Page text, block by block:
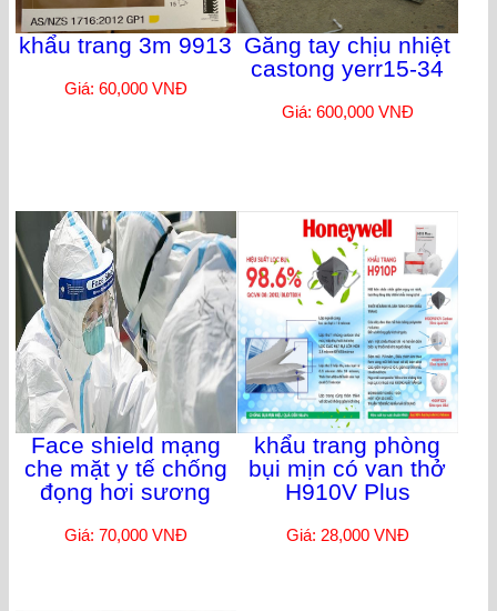
khẩu trang 3m 9913
Giá: 60,000 VNĐ
Găng tay chịu nhiệt
castong yerr15-34
Giá: 600,000 VNĐ
Face shield mạng
che mặt y tế chống
đọng hơi sương
Giá: 70,000 VNĐ
khẩu trang phòng
bụi mịn có van thở
H910V Plus
Giá: 28,000 VNĐ